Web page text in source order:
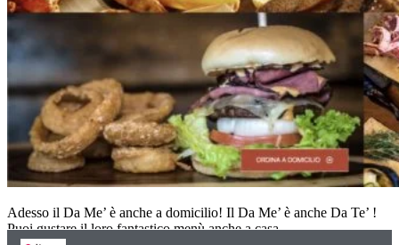
Adesso il Da Me’ è anche a domicilio! Il Da Me’ è anche Da Te’ !
Puoi gustare il loro fantastico menù anche a casa.